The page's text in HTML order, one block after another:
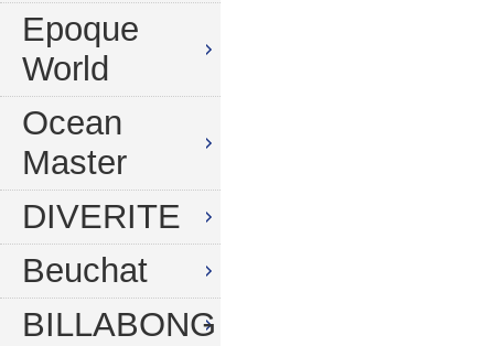
Epoque
World
Ocean
Master
DIVERITE
Beuchat
BILLABONG